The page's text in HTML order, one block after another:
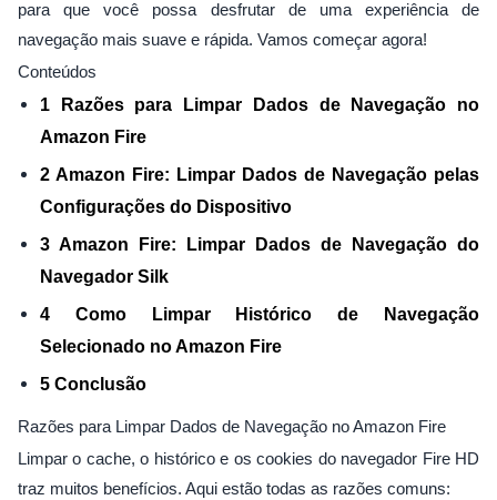
para que você possa desfrutar de uma experiência de
navegação mais suave e rápida. Vamos começar agora!
Conteúdos
1 Razões para Limpar Dados de Navegação no
Amazon Fire
2 Amazon Fire: Limpar Dados de Navegação pelas
Configurações do Dispositivo
3 Amazon Fire: Limpar Dados de Navegação do
Navegador Silk
4 Como Limpar Histórico de Navegação
Selecionado no Amazon Fire
5 Conclusão
Razões para Limpar Dados de Navegação no Amazon Fire
Limpar o cache, o histórico e os cookies do navegador Fire HD
traz muitos benefícios. Aqui estão todas as razões comuns: